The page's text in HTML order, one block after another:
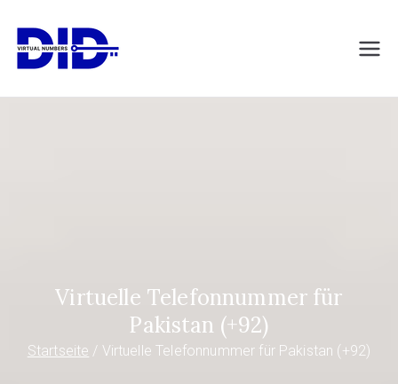
Inhalt
springen
DIDVirtualNumb
Virtuelle Telefonnummer für
Pakistan (+92)
Startseite Virtuelle Telefonnummer für Pakistan (+92)